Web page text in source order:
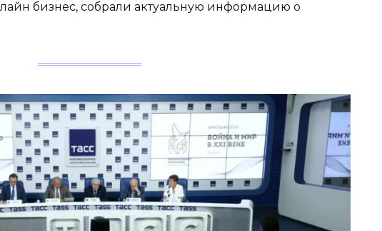
бизнес, собрали актуальную информацию о